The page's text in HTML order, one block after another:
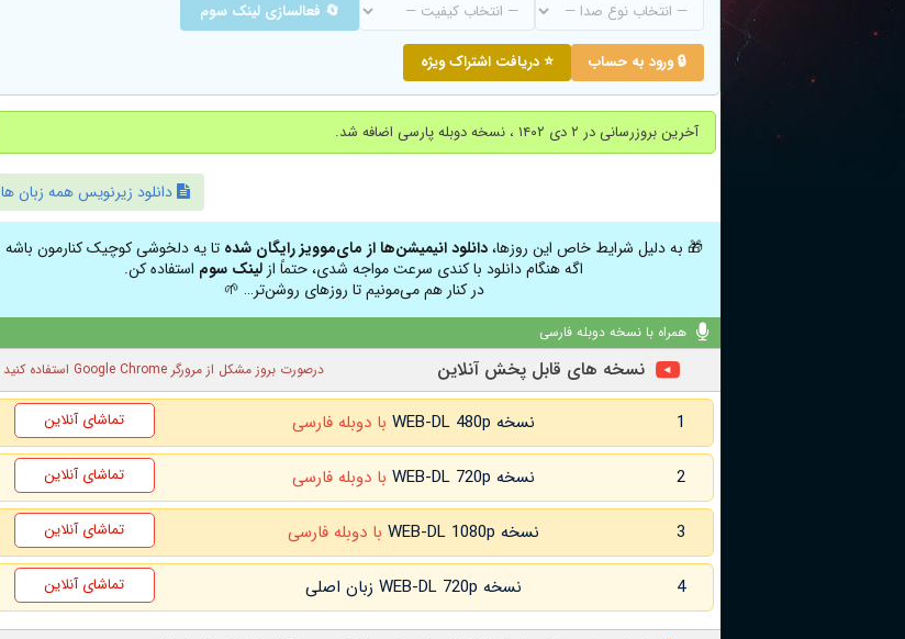
🔄 فعالسازی لینک سوم
🔒 ورود به حساب ⭐ دریافت اشتراک ویژه
آخرین بروزرسانی در ۲ دی ۱۴۰۲ ، نسخه دوبله پارسی اضافه شد.
دانلود زیرنویس همه زبان ها
🎁 به دلیل شرایط خاص این روزها،دانلود انیمیشن‌ها از مای‌موویز رایگان شده تا یه دلخوشی کوچیک کنارمون باشه
اگه هنگام دانلود با کندی سرعت مواجه شدی، حتماً از لینک سوم استفاده کن.
در کنار هم می‌مونیم تا روزهای روشن‌تر… 🌱
همراه با نسخه دوبله فارسی
نسخه های قابل پخش آنلاین درصورت بروز مشکل از مرورگر Google Chrome استفاده کنید
1 نسخه WEB-DL 480p با دوبله فارسی تماشای آنلاین
2 نسخه WEB-DL 720p با دوبله فارسی تماشای آنلاین
3 نسخه WEB-DL 1080p با دوبله فارسی تماشای آنلاین
4 نسخه WEB-DL 720p زبان اصلی تماشای آنلاین